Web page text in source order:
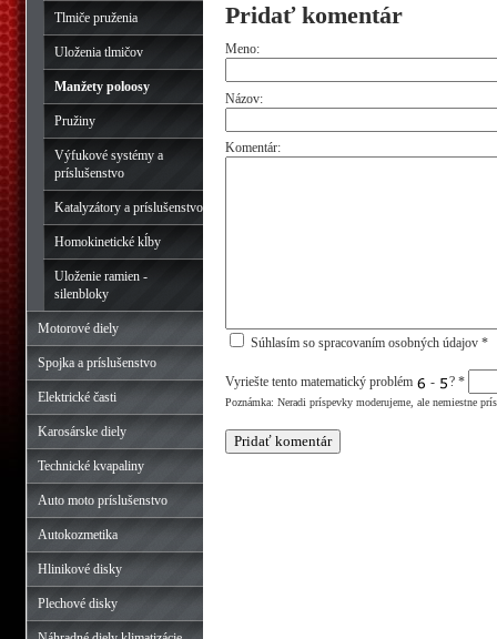
Tlmiče pruženia
Uloženia tlmičov
Manžety poloosy
Pružiny
Výfukové systémy a
príslušenstvo
Katalyzátory a príslušenstvo
Homokinetické kĺby
Uloženie ramien -
silenbloky
Motorové diely
Spojka a príslušenstvo
Elektrické časti
Karosárske diely
Technické kvapaliny
Auto moto príslušenstvo
Autokozmetika
Hlinikové disky
Plechové disky
Pridať komentár
Meno:
Názov:
Komentár:
Súhlasím so spracovaním osobných údajov *
Vyriešte tento matematický problém - ? *
Poznámka: Neradi príspevky moderujeme, ale nemiestne